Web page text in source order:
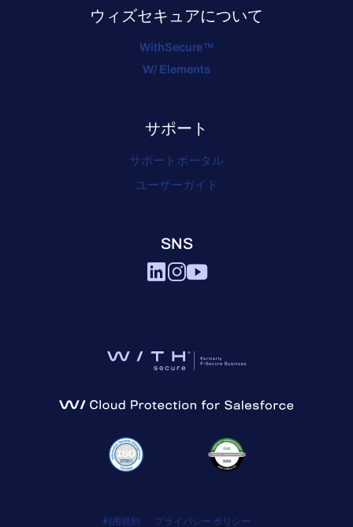
ウィズセキュアについて
WithSecure™
W/ Elements
サポート
サポートポータル
ユーザーガイド
SNS
利用規約 プライバシー ポリシー